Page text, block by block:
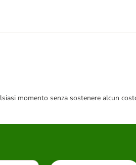
momento senza sostenere alcun